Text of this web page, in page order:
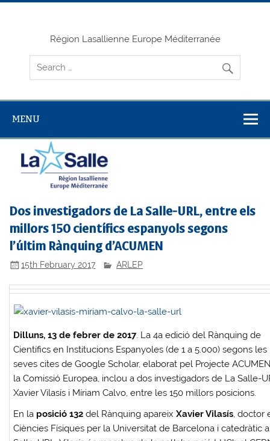
Skip
Région Lasallienne Europe Méditerranée
MENU
Dos investigadors de La Salle-URL, entre els
millors 150 científics espanyols segons
l’últim Rànquing d’ACUMEN
15th February 2017 ARLEP
Dilluns, 13 de febrer de 2017. La 4a edició del Rànquing de
Científics en Institucions Espanyoles (de 1 a 5.000) segons les
seves cites de Google Scholar, elaborat pel Projecte
la Comissió Europea, inclou a dos investigadors de La Salle-
Xavier Vilasís i Míriam Calvo, entre les 150 millors posicions.
En la posició 132del Rànquing apareixXavier Vilasís, doctor
Ciències Físiques per la Universitat de Barcelona i catedràtic